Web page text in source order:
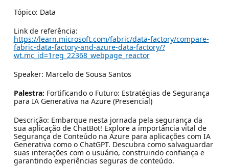
Tópico: Data
Link de referência:
https://learn.microsoft.com/fabric/data-factory/compare-
fabric-data-factory-and-azure-data-factory/?
wt.mc_id=1reg_22368_webpage_reactor
Speaker: Marcelo de Sousa Santos
Palestra: Fortificando o Futuro: Estratégias de Segurança
para IA Generativa na Azure (Presencial)
Descrição: Embarque nesta jornada pela segurança da
sua aplicação de ChatBot! Explore a importância vital de
Segurança de Conteúdo na Azure para aplicações com IA
Generativa como o ChatGPT. Descubra como salvaguardar
suas interações com o usuário, construindo confiança e
garantindo experiências seguras de conteúdo.